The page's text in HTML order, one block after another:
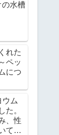
の水槽
れた
ペッ
につ
ウム
た。
、性
て解